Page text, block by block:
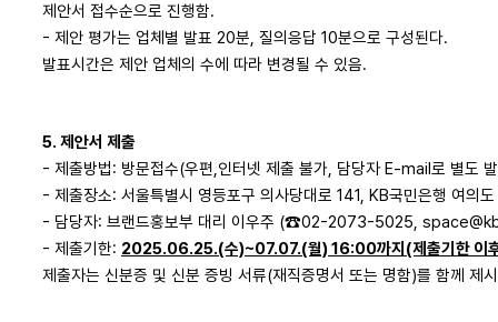
제안서 접수순으로 진행함.
- 제안 평가는 업체별 발표 20분, 질의응답 10분으로 구성된다.
발표시간은 제안 업체의 수에 따라 변경될 수 있음.
5. 제안서 제출
- 제출방법: 방문접수(우편,인터넷 제출 불가, 담당자 E-mail로 별도
- 제출장소: 서울특별시 영등포구 의사당대로 141, KB국민은행 여의
- 담당자: 브랜드홍보부 대리 이우주 (☎02-2073-5025,
- 제출기한: 2025.06.25.(수)~07.07.(월) 16:00까지(제출기한 이
제출자는 신분증 및 신분 증빙 서류(재직증명서 또는 명함)를 함께 제